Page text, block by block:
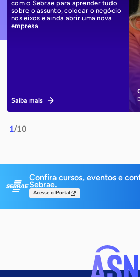
1/10
com o Sebrae para aprender tudo
sobre o assunto, colocar o negócio
nos eixos e ainda abrir uma nova
empresa
Saiba mais
Confira cursos, eventos e
Sebrae.
Acesse o Portal